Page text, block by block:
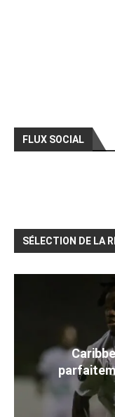
FLUX SOCIAL
SÉLECTION DE LA